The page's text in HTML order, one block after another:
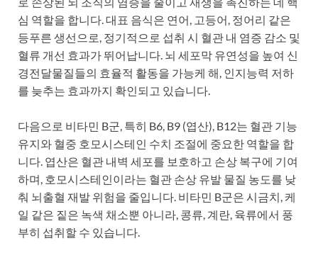
심 역할을 합니다. 대표 음식은 연어, 고등어, 정어리 같은
등푸른 생선으로, 정기적으로 섭취 시 혈관 내 염증 감소 및
혈류 개선 효과가 뛰어납니다. 뇌 세포막 유연성을 높여 신
경전달물질들의 효율적 활동을 가능케 해, 인지능력 저하
를 늦추는 효과까지 확인되고 있습니다.
다음으로 비타민 B군, 특히 B6, B9 (엽산), B12는 혈관 기능
유지와 혈중 호모시스테인 수치 조절에 중요한 역할을 합
니다. 엽산은 혈관 내벽 세포를 보호하고 손상 복구에 기여
하며, 호모시스테인이라는 혈관 손상 유발 물질 농도를 낮
춰 뇌출혈 재발 위험을 줄입니다. 비타민 B군은 시금치, 케
일 같은 짙은 녹색 채소뿐 아니라, 콩류, 계란, 육류에서 풍
부히 섭취할 수 있습니다.